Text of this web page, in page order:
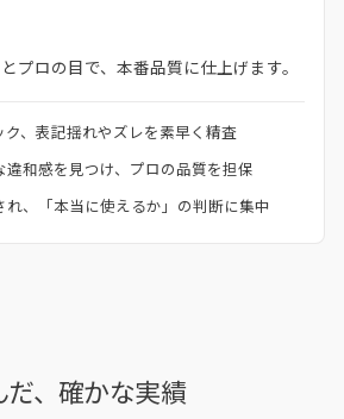
プロの目で、本番品質に仕上げます。
、表記揺れやズレを素早く精査
違和感を見つけ、プロの品質を担保
れ、「本当に使えるか」の判断に集中
だ、確かな実績